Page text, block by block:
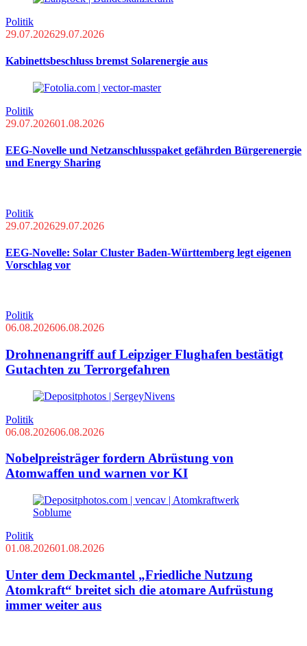
Politik
29.07.202629.07.2026
Kabinettsbeschluss bremst Solarenergie aus
Politik
29.07.202601.08.2026
EEG-Novelle und Netzanschlusspaket gefährden Bürgerenergie
und Energy Sharing
Politik
29.07.202629.07.2026
EEG-Novelle: Solar Cluster Baden-Württemberg legt eigenen
Vorschlag vor
Politik
06.08.202606.08.2026
Drohnenangriff auf Leipziger Flughafen bestätigt
Gutachten zu Terrorgefahren
Politik
06.08.202606.08.2026
Nobelpreisträger fordern Abrüstung von
Atomwaffen und warnen vor KI
Politik
01.08.202601.08.2026
Unter dem Deckmantel „Friedliche Nutzung
Atomkraft“ breitet sich die atomare Aufrüstung
immer weiter aus